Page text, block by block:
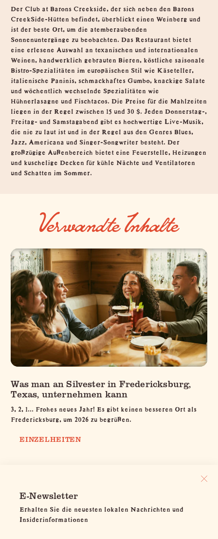
Übersicht
Der Club at Barons Creekside, der sich neben den Barons
CreekSide-Hütten befindet, überblickt einen Weinberg und
ist der beste Ort, um die atemberaubenden
Sonnenuntergänge zu beobachten. Das Restaurant bietet
eine erlesene Auswahl an texanischen und internationalen
Weinen, handwerklich gebrauten Bieren, köstliche saisonale
Bistro-Spezialitäten im europäischen Stil wie Käseteller,
italienische Paninis, schmackhaftes Gumbo, knackige Salate
und wöchentlich wechselnde Spezialitäten wie
Hühnerlasagne und Fischtacos. Die Preise für die Mahlzeiten
liegen in der Regel zwischen 15 und 30 $. Jeden Donnerstag-,
Freitag- und Samstagabend gibt es hochwertige Live-Musik,
die nie zu laut ist und in der Regel aus den Genres Blues,
Jazz, Americana und Singer-Songwriter besteht. Der
großzügige Außenbereich bietet eine Feuerstelle, Heizungen
und kuschelige Decken für kühle Nächte und Ventilatoren
und Schatten im Sommer.
Verwandte Inhalte
Was man an Silvester in Fredericksburg,
Texas, unternehmen kann
3, 2, 1... Frohes neues Jahr! Es gibt keinen besseren Ort als
Fredericksburg, um 2026 zu begrüßen.
EINZELHEITEN
E-Newsletter
Erhalten Sie die neuesten lokalen Nachrichten und
Insiderinformationen